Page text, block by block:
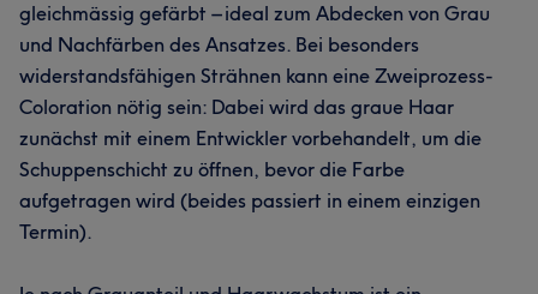
gleichmässig gefärbt – ideal zum Abdecken von Grau
und Nachfärben des Ansatzes. Bei besonders
widerstandsfähigen Strähnen kann eine Zweiprozess-
Coloration nötig sein: Dabei wird das graue Haar
zunächst mit einem Entwickler vorbehandelt, um die
Schuppenschicht zu öffnen, bevor die Farbe
aufgetragen wird (beides passiert in einem einzigen
Termin).